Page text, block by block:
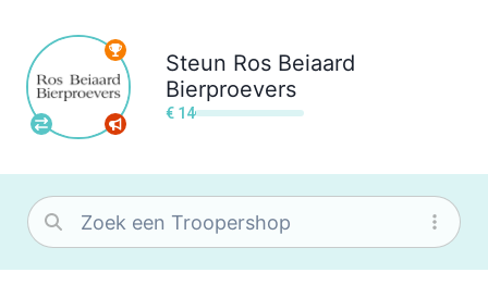
Steun Ros Beiaard
Bierproevers
€ 14